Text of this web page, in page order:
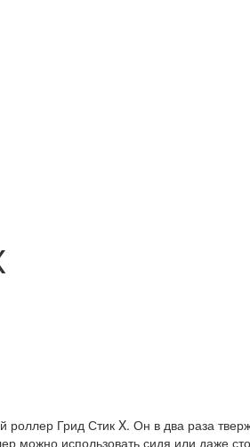
Грид Стик X. Он в два раза
можно использовать сидя или даже